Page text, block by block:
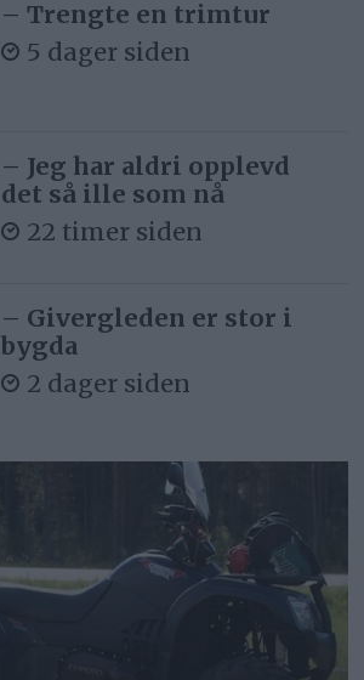
– Trengte en trimtur
5 dager siden
– Jeg har aldri opplevd
det så ille som nå
22 timer siden
– Givergleden er stor i
bygda
2 dager siden